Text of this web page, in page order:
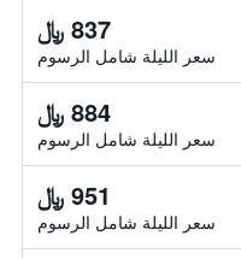
837 ﷼
سعر الليلة شامل الرسوم
884 ﷼
سعر الليلة شامل الرسوم
951 ﷼
سعر الليلة شامل الرسوم